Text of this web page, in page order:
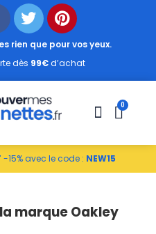
rien que pour vos yeux.
dès 99€d’achat
-15% avec le code : NEW15
marque Oakley